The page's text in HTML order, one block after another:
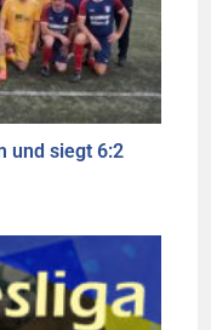
und siegt 6:2